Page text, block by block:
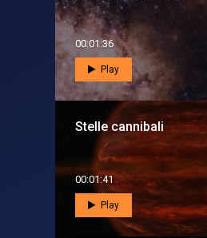
00:01:36
Play
Stelle cannibali
00:01:41
Play